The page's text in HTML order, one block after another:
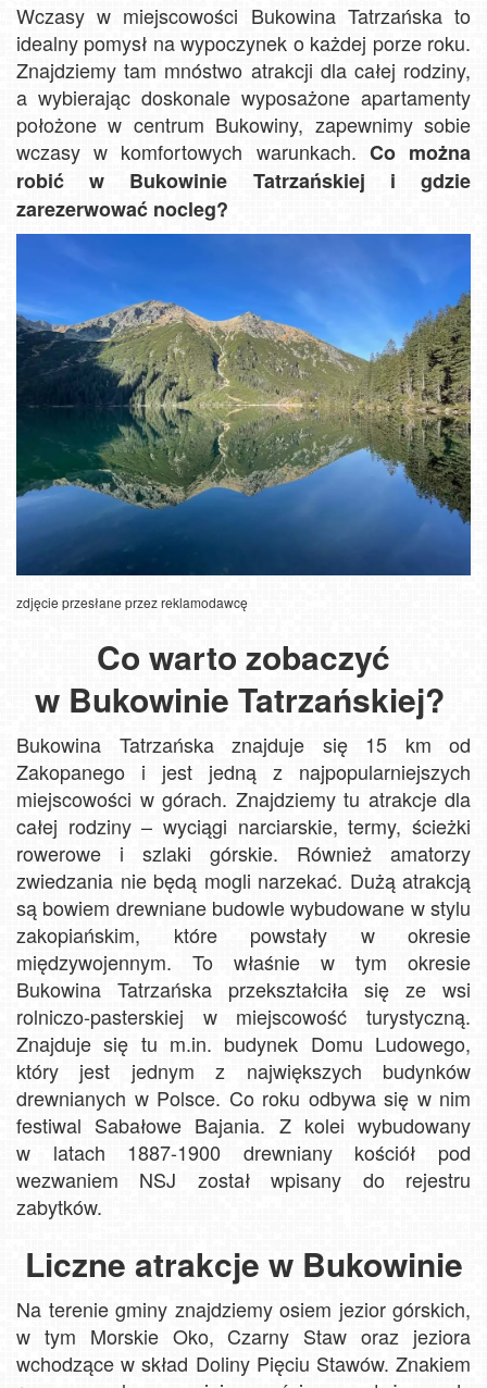
Wczasy w miejscowości Bukowina Tatrzańska to
idealny pomysł na wypoczynek o każdej porze roku.
Znajdziemy tam mnóstwo atrakcji dla całej rodziny,
a wybierając doskonale wyposażone apartamenty
położone w centrum Bukowiny, zapewnimy sobie
wczasy w komfortowych warunkach. Co można
robić w Bukowinie Tatrzańskiej i gdzie
zarezerwować nocleg?
zdjęcie przesłane przez reklamodawcę
Co warto zobaczyć
w Bukowinie Tatrzańskiej?
Bukowina Tatrzańska znajduje się 15 km od
Zakopanego i jest jedną z najpopularniejszych
miejscowości w górach. Znajdziemy tu atrakcje dla
całej rodziny – wyciągi narciarskie, termy, ścieżki
rowerowe i szlaki górskie. Również amatorzy
zwiedzania nie będą mogli narzekać. Dużą atrakcją
są bowiem drewniane budowle wybudowane w stylu
zakopiańskim, które powstały w okresie
międzywojennym. To właśnie w tym okresie
Bukowina Tatrzańska przekształciła się ze wsi
rolniczo-pasterskiej w miejscowość turystyczną.
Znajduje się tu m.in. budynek Domu Ludowego,
który jest jednym z największych budynków
drewnianych w Polsce. Co roku odbywa się w nim
festiwal Sabałowe Bajania. Z kolei wybudowany
w latach 1887-1900 drewniany kościół pod
wezwaniem NSJ został wpisany do rejestru
zabytków.
Liczne atrakcje w Bukowinie
Na terenie gminy znajdziemy osiem jezior górskich,
w tym Morskie Oko, Czarny Staw oraz jeziora
wchodzące w skład Doliny Pięciu Stawów. Znakiem